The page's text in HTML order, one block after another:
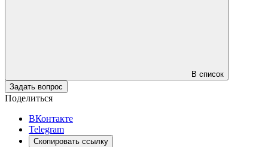
В список
Задать вопрос
Поделиться
ВКонтакте
Telegram
Скопировать ссылку